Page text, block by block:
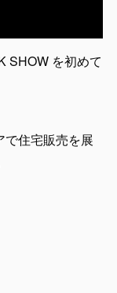
SHOW を初めて
住宅販売を展